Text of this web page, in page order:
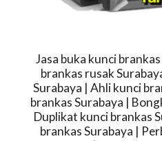
Jasa buka kunci
brankas rusak
Surabaya | Ahli kunci
brankas Surabaya |
Duplikat kunci brankas
brankas Surabaya |